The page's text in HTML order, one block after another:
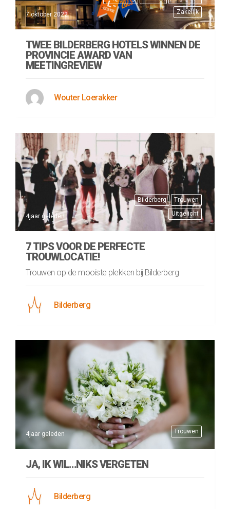
Zakelijk
7 oktober 2022
TWEE BILDERBERG HOTELS WINNEN DE
PROVINCIE AWARD VAN
MEETINGREVIEW
Wouter Loerakker
Bilderberg
Trouwen
Uitgelicht
4jaar geleden
7 TIPS VOOR DE PERFECTE
TROUWLOCATIE!
Trouwen op de mooiste plekken bij Bilderberg
Bilderberg
Trouwen
4jaar geleden
JA, IK WIL…NIKS VERGETEN
Bilderberg